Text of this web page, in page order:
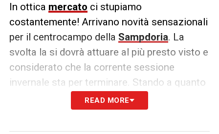
In ottica mercato ci stupiamo
costantemente! Arrivano novità sensazionali
per il centrocampo della Sampdoria. La
svolta la si dovrà attuare al più presto visto e
considerato che la corrente sessione
invernale sta per terminare. Stando a quanto
riportato dall’edizione di stamani de
, il centrocampista della
READ MORE